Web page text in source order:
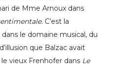
de Mme Arnoux dans
C’est la
le domaine musical, du
que Balzac avait
vieux Frenhofer dans Le